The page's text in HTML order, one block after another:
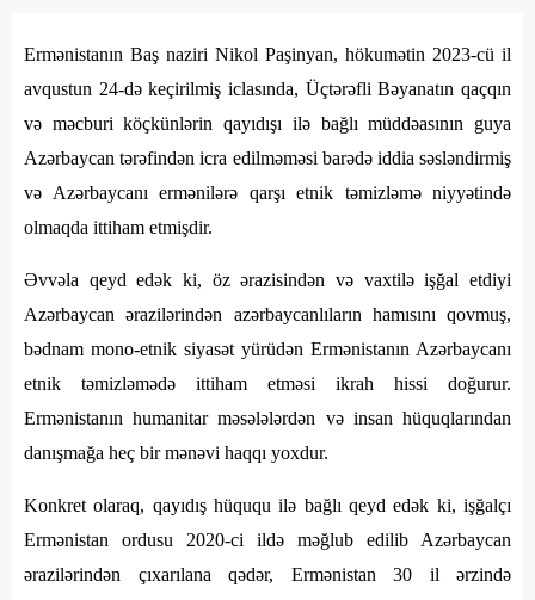
Ermənistanın Baş naziri Nikol Paşinyan, hökumətin 2023-cü il
avqustun 24-də keçirilmiş iclasında, Üçtərəfli Bəyanatın qaçqın
və məcburi köçkünlərin qayıdışı ilə bağlı müddəasının guya
Azərbaycan tərəfindən icra edilməməsi barədə iddia səsləndirmiş
və Azərbaycanı ermənilərə qarşı etnik təmizləmə niyyətində
olmaqda ittiham etmişdir.
Əvvəla qeyd edək ki, öz ərazisindən və vaxtilə işğal etdiyi
Azərbaycan ərazilərindən azərbaycanlıların hamısını qovmuş,
bədnam mono-etnik siyasət yürüdən Ermənistanın Azərbaycanı
etnik təmizləmədə ittiham etməsi ikrah hissi doğurur.
Ermənistanın humanitar məsələlərdən və insan hüquqlarından
danışmağa heç bir mənəvi haqqı yoxdur.
Konkret olaraq, qayıdış hüququ ilə bağlı qeyd edək ki, işğalçı
Ermənistan ordusu 2020-ci ildə məğlub edilib Azərbaycan
ərazilərindən çıxarılana qədər, Ermənistan 30 il ərzində